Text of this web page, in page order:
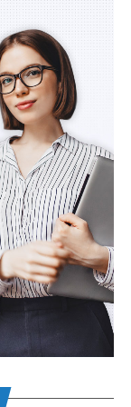
заплатили
Це
додатків
українську
банками.